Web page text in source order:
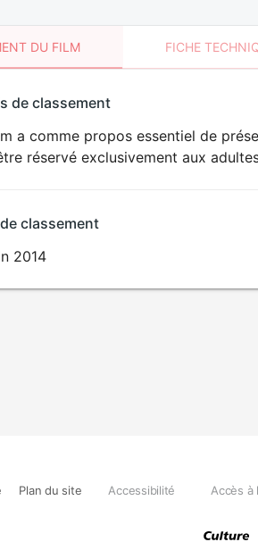
DU FILM FICHE
SEXUALITÉ
EXPLICITE
de classement
a comme propos essentiel de
réservé exclusivement aux
classement
2014
Plan du site Accessibilité Accès à